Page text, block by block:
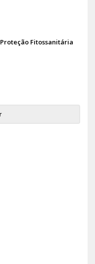
Fitossanitária